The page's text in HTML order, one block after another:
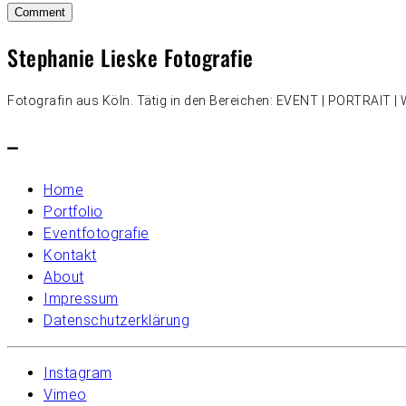
Stephanie Lieske Fotografie
Fotografin aus Köln. Tätig in den Bereichen: EVENT | PORTRAIT |
–
Home
Portfolio
Eventfotografie
Kontakt
About
Impressum
Datenschutzerklärung
Instagram
Vimeo